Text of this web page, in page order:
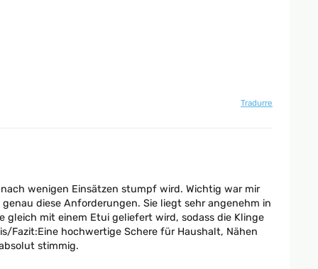
Tradurre
wenigen Einsätzen stumpf wird. Wichtig war mir
diese Anforderungen. Sie liegt sehr angenehm in
gleich mit einem Etui geliefert wird, sodass die Klinge
Fazit:Eine hochwertige Schere für Haushalt, Nähen
stimmig.